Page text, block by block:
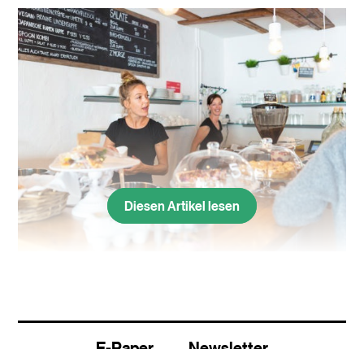
Mittags um halb eins an der Malzgasse 1 im St.-
Diesen Artikel lesen